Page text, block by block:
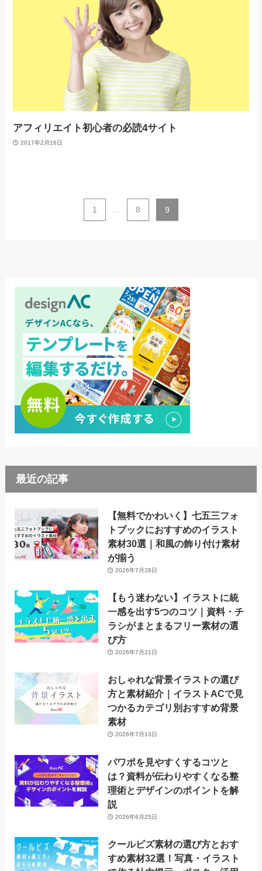
アフィリエイト初心者の必読4サイト
2017年2月16日
1 ... 8 9
最近の記事
【無料でかわいく】七五三フォ
トブックにおすすめのイラスト
素材30選｜和風の飾り付け素材
が揃う
2026年7月28日
【もう迷わない】イラストに統
一感を出す5つのコツ｜資料・チ
ラシがまとまるフリー素材の選
び方
2026年7月21日
おしゃれな背景イラストの選び
方と素材紹介｜イラストACで見
つかるカテゴリ別おすすめ背景
素材
2026年7月13日
パワポを見やすくするコツと
は？資料が伝わりやすくなる整
理術とデザインのポイントを解
説
2026年6月25日
クールビズ素材の選び方とおす
すめ素材32選！写真・イラスト